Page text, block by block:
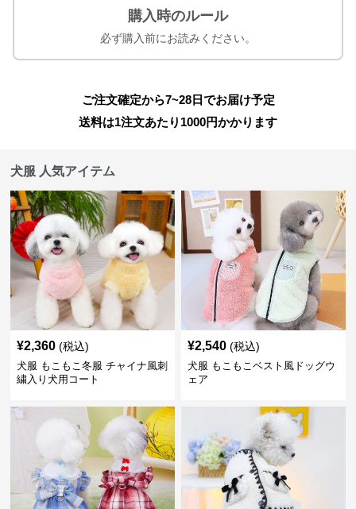
購入時のルール
必ず購入前にお読みください。
ご注文確定から7~28日でお届け予定
送料は1注文あたり 1000円かかります
犬服 人気アイテム
¥2,360 (税込)
犬服 もこもこ冬服 チャイナ風刺
繍入り犬用コート
¥2,540 (税込)
犬服 もこもこベスト風ドッグウ
ェア